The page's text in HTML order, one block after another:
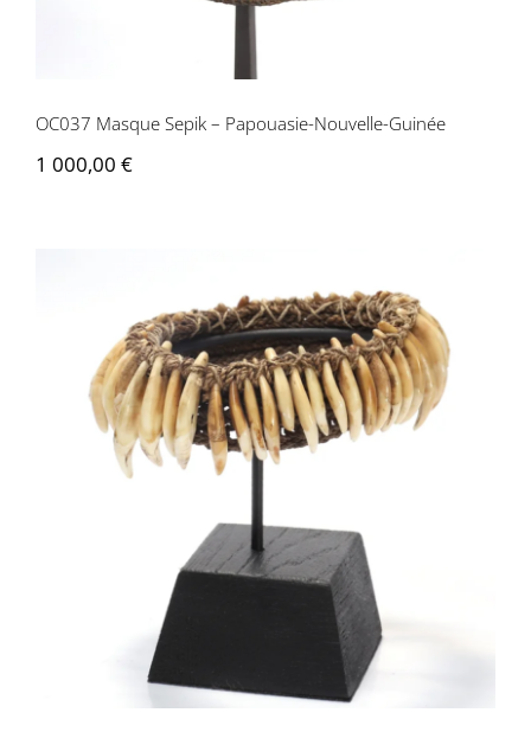
OC037 Masque Sepik – Papouasie-Nouvelle-Guinée
1 000,00 €
OC007 Brassard Sepik – Papouasie-